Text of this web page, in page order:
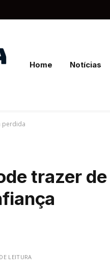
Home Notícias
perdida
trazer de
LEITURA